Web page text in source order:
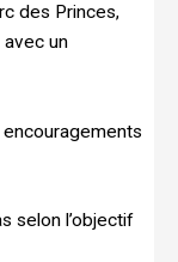
des Princes,
un
selon l’objectif